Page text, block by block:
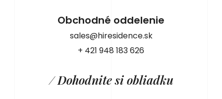
Obchodné oddelenie
sales@hiresidence.sk
+ 421 948 183 626
/ Dohodnite si obliadku